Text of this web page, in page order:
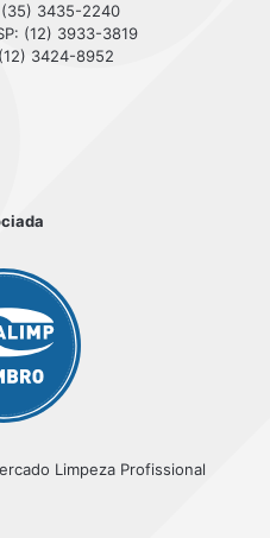
3435-2240
(12) 3933-3819
3424-8952
Limpeza Profissional